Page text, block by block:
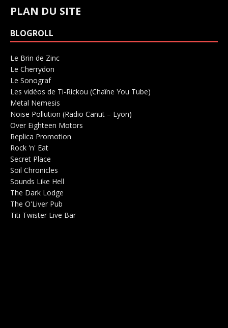
PLAN DU SITE
BLOGROLL
Le Brin de Zinc
Le Cherrydon
Le SonografSalle de concerts 0
Les vidéos de Ti-Rickou (Chaîne You Tube)
Metal Nemesis
Noise Pollution (Radio Canut – Lyon)
Over Eighteen Motors
Replica Promotion
Rock 'n' Eat
Secret Place
Soil Chronicles
Sounds Like Hell
The Dark Lodge
The O'Liver Pub
Titi Twister Live Bar